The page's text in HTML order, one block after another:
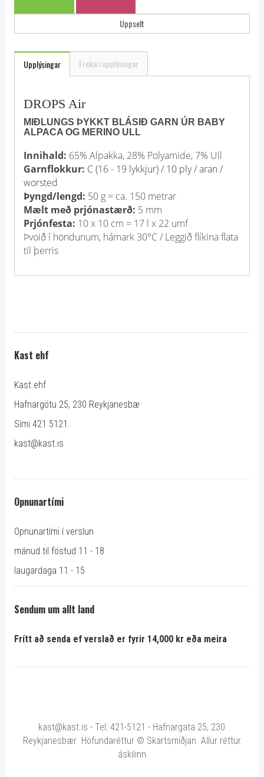
Uppselt
Upplýsingar Frekari upplýsingar
DROPS Air
MIÐLUNGS ÞYKKT BLÁSIÐ GARN ÚR BABY
ALPACA OG MERINO ULL
Innihald: 65% Alpakka, 28% Polyamide, 7% Ull
Garnflokkur: C (16 - 19 lykkjur) / 10 ply / aran /
worsted
Þyngd/lengd: 50 g = ca. 150 metrar
Mælt með prjónastærð: 5 mm
Prjónfesta: 10 x 10 cm = 17 l x 22 umf
Þvoið í höndunum, hámark 30°C / Leggið flíkina flata
til þerris
Kast ehf
Kast ehf
Hafnargötu 25, 230 Reykjanesbæ
Sími 421 5121.
kast@kast.is
Opnunartími
Opnunartími í verslun
mánud til föstud 11 - 18
laugardaga 11 - 15
Sendum um allt land
Frítt að senda ef verslað er fyrir 14,000 kr eða meira
kast@kast.is - Tel: 421-5121 - Hafnargata 25, 230
Reykjanesbær Höfundaréttur © Skartsmiðjan Allur réttur
áskilinn